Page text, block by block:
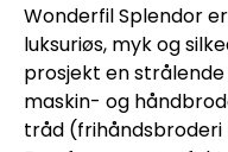
Wonderfil Splendor
luksuriøs, myk og
prosjekt en
maskin- og
tråd (frihåndsbroderi